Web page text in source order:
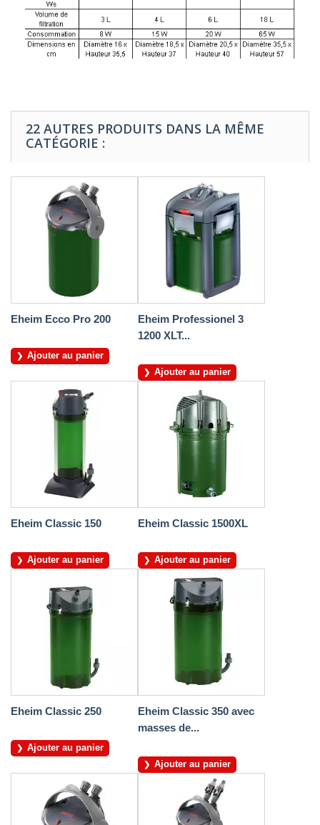
22 AUTRES PRODUITS DANS LA MÊME
CATÉGORIE :
Eheim Ecco Pro 200
Ajouter au panier
Eheim Professionel 3
1200 XLT...
Ajouter au panier
Eheim Classic 150
Ajouter au panier
Eheim Classic 1500XL
Ajouter au panier
Eheim Classic 250
Ajouter au panier
Eheim Classic 350 avec
masses de...
Ajouter au panier